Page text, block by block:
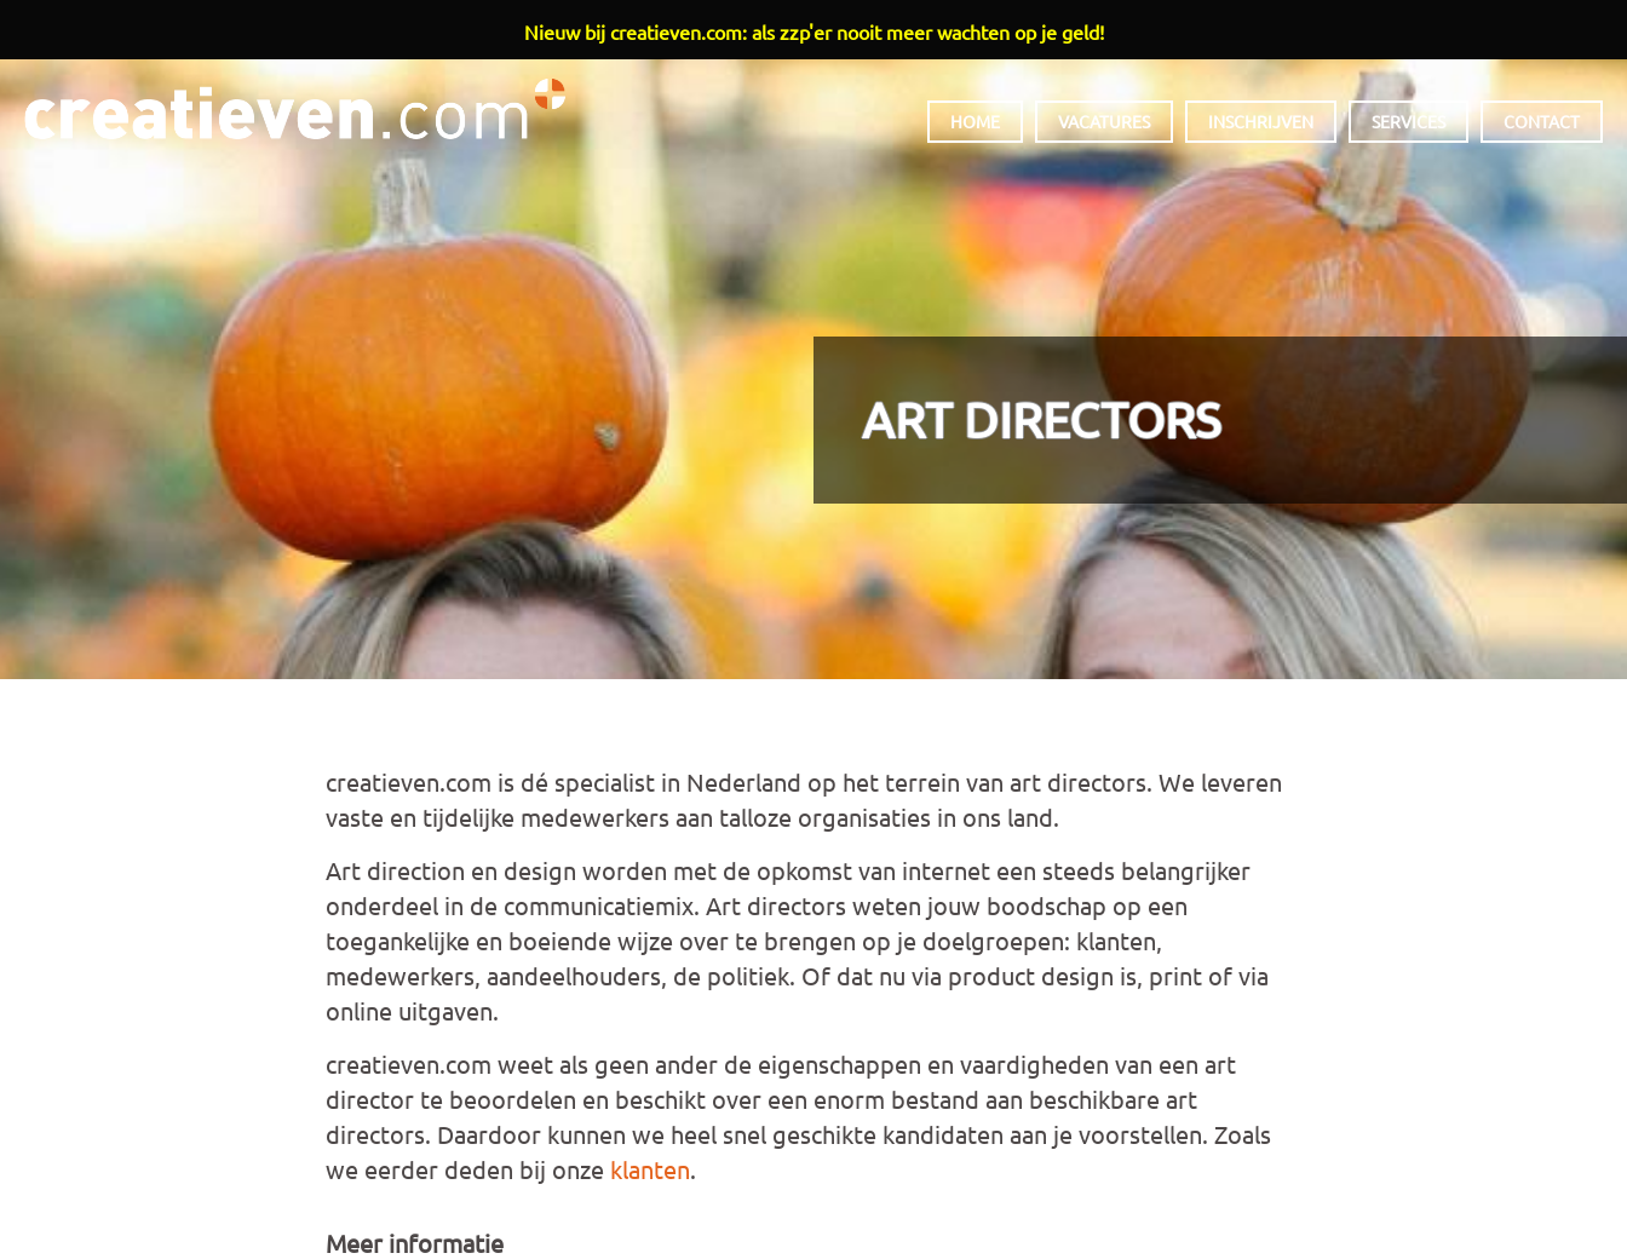
Overslaan en naar de inhoud gaan
HOOFDMENU HOME VACATURES INSCHRIJVEN SERVICES CONTACT
ART DIRECTORS
creatieven.com is dé specialist in Nederland op het terrein van art directors. We leveren
vaste en tijdelijke medewerkers aan talloze organisaties in ons land.
Art direction en design worden met de opkomst van internet een steeds belangrijker
onderdeel in de communicatiemix. Art directors weten jouw boodschap op een
toegankelijke en boeiende wijze over te brengen op je doelgroepen: klanten,
medewerkers, aandeelhouders, de politiek. Of dat nu via product design is, print of via
online uitgaven.
creatieven.com weet als geen ander de eigenschappen en vaardigheden van een art
director te beoordelen en beschikt over een enorm bestand aan beschikbare art
directors. Daardoor kunnen we heel snel geschikte kandidaten aan je voorstellen. Zoals
we eerder deden bij onze klanten.
Meer informatie
Nieuw bij creatieven.com: als zzp'er nooit meer wachten op je geld!